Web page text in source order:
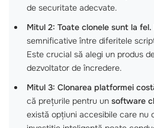
de securitate adecvate.
Mitul 2: Toate clonele sunt la fel.
semnificative între diferitele
Este crucial să alegi un produs
dezvoltator de încredere.
Mitul 3: Clonarea platformei
că prețurile pentru un software
există opțiuni accesibile care nu